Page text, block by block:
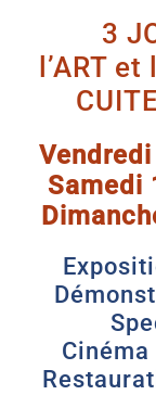
3
l’ART
Samedi